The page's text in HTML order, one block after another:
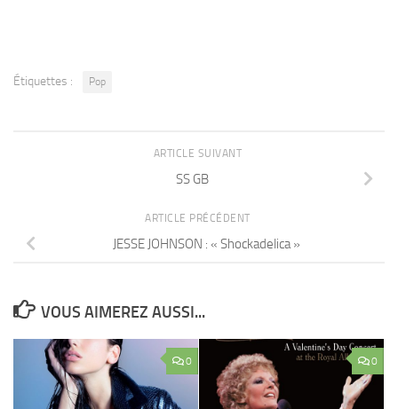
Étiquettes : Pop
ARTICLE SUIVANT
SS GB
ARTICLE PRÉCÉDENT
JESSE JOHNSON : « Shockadelica »
VOUS AIMEREZ AUSSI...
0 0